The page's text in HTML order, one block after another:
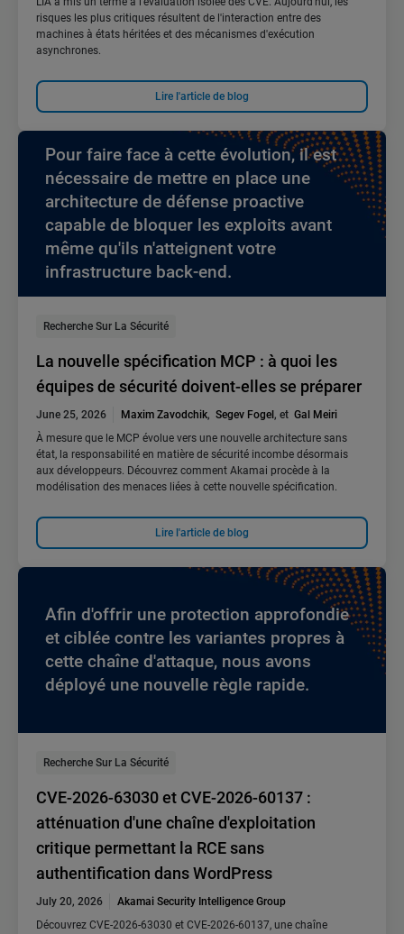
risques les plus critiques résultent de l'interaction entre des
machines à états héritées et des mécanismes d'exécution
asynchrones.
Lire l'article de blog
Pour faire face à cette évolution, il est
nécessaire de mettre en place une
architecture de défense proactive
capable de bloquer les exploits avant
même qu'ils n'atteignent votre
infrastructure back-end.
Recherche Sur La Sécurité
La nouvelle spécification MCP : à quoi les
équipes de sécurité doivent-elles se préparer
June 25, 2026 Maxim Zavodchik, Segev Fogel , et Gal Meiri
À mesure que le MCP évolue vers une nouvelle architecture sans
état, la responsabilité en matière de sécurité incombe désormais
aux développeurs. Découvrez comment Akamai procède à la
modélisation des menaces liées à cette nouvelle spécification.
Lire l'article de blog
Afin d'offrir une protection approfondie
et ciblée contre les variantes propres à
cette chaîne d'attaque, nous avons
déployé une nouvelle règle rapide.
Recherche Sur La Sécurité
CVE-2026-63030 et CVE-2026-60137 :
atténuation d'une chaîne d'exploitation
critique permettant la RCE sans
authentification dans WordPress
July 20, 2026
Akamai Security Intelligence Group
Découvrez CVE-2026-63030 et CVE-2026-60137, une chaîne